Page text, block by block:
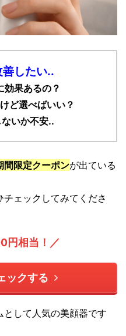
したい..
効果あるの？
ど選べばいい？
いか不安..
間限定クーポンが出ている
ェックしてみてくださ
円相当！／
ックする
して人気の美顔器です